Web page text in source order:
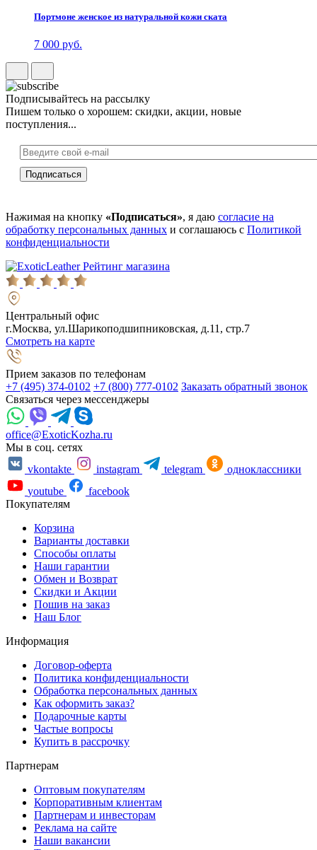
Портмоне женское из натуральной кожи ската
7 000 руб.
Подписывайтесь на рассылку
Пишем только о хорошем: скидки, акции, новые
поступления...
Нажимая на кнопку «Подписаться», я даю согласие на
обработку персональных данных и соглашаюсь с Политикой
конфиденциальности
Рейтинг магазина
Центральный офис
г.Москва, ул.Шарикоподшипниковская, д.11, стр.7
Смотреть на карте
Прием заказов по телефонам
+7 (495) 374-0102 +7 (800) 777-0102 Заказать обратный звонок
Связаться через мессенджеры
office@ExoticKozha.ru
Мы в соц. сетях
vkontakte
instagram telegram
одноклассники
youtube
facebook
Покупателям
Корзина
Варианты доставки
Способы оплаты
Наши гарантии
Обмен и Возврат
Скидки и Акции
Пошив на заказ
Наш Блог
Информация
Договор-оферта
Политика конфиденциальности
Обработка персональных данных
Как оформить заказ?
Подарочные карты
Частые вопросы
Купить в рассрочку
Партнерам
Оптовым покупателям
Корпоративным клиентам
Партнерам и инвесторам
Реклама на сайте
Наши вакансии